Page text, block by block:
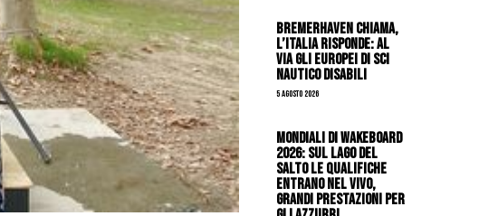
Bremerhaven chiama,
l’Italia risponde: al
via gli Europei di Sci
Nautico Disabili
5 Agosto 2026
Mondiali di Wakeboard
2026: sul Lago del
Salto le qualifiche
entrano nel vivo,
grandi prestazioni per